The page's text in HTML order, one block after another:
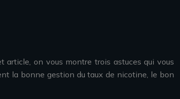
article, on vous montre trois astuces qui vous
la bonne gestion du taux de nicotine, le bon